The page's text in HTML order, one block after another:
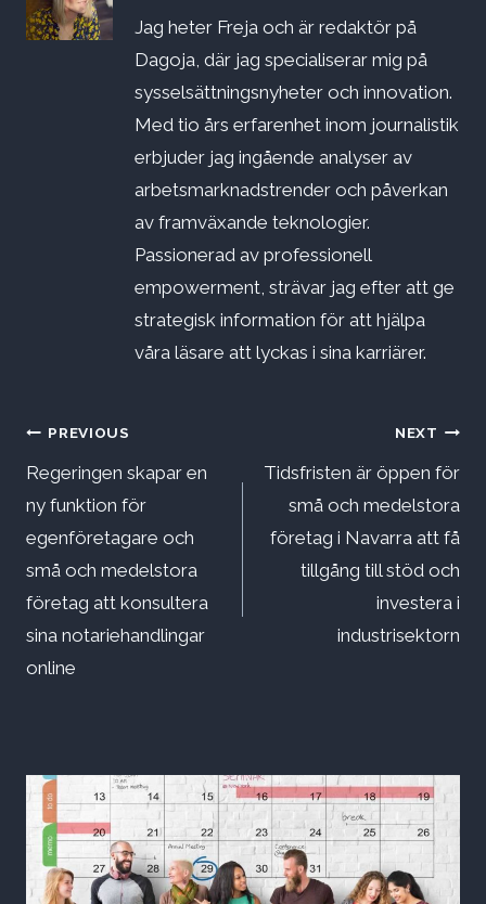
Jag heter Freja och är redaktör på
Dagoja, där jag specialiserar mig på
sysselsättningsnyheter och innovation.
Med tio års erfarenhet inom journalistik
erbjuder jag ingående analyser av
arbetsmarknadstrender och påverkan
av framväxande teknologier.
Passionerad av professionell
empowerment, strävar jag efter att ge
strategisk information för att hjälpa
våra läsare att lyckas i sina karriärer.
Inläggsnavigering
PREVIOUS
Regeringen skapar en
ny funktion för
egenföretagare och
små och medelstora
företag att konsultera
sina notariehandlingar
online
NEXT
Tidsfristen är öppen för
små och medelstora
företag i Navarra att få
tillgång till stöd och
investera i
industrisektorn